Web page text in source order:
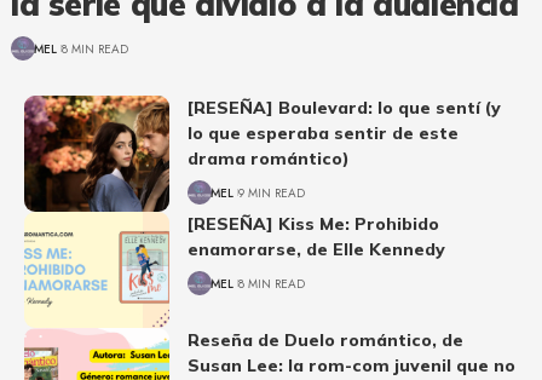
MEL 8 MIN READ
[RESEÑA] Boulevard: lo que sentí (y
lo que esperaba sentir de este
drama romántico)
MEL 9 MIN READ
[RESEÑA] Kiss Me: Prohibido
enamorarse, de Elle Kennedy
MEL 8 MIN READ
Reseña de Duelo romántico, de
Susan Lee: la rom-com juvenil que no